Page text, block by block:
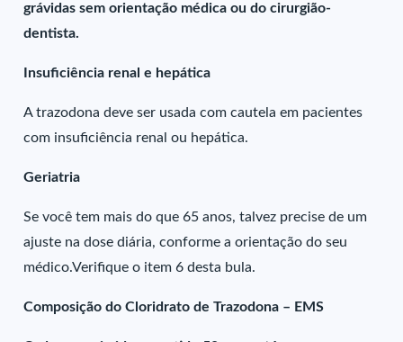
grávidas sem orientação médica ou do cirurgião-
dentista.
Insuficiência renal e hepática
A trazodona deve ser usada com cautela em pacientes
com insuficiência renal ou hepática.
Geriatria
Se você tem mais do que 65 anos, talvez precise de um
ajuste na dose diária, conforme a orientação do seu
médico.Verifique o item 6 desta bula.
Composição do Cloridrato de Trazodona – EMS